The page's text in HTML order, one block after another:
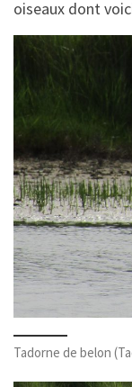
oiseaux dont
Tadorne de belon